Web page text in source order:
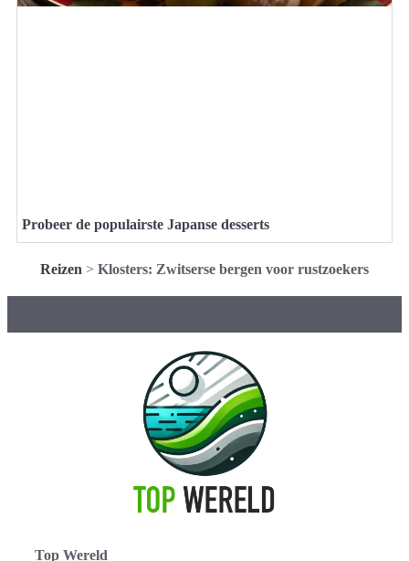
Probeer de populairste Japanse desserts
Reizen > Klosters: Zwitserse bergen voor rustzoekers
Top Wereld